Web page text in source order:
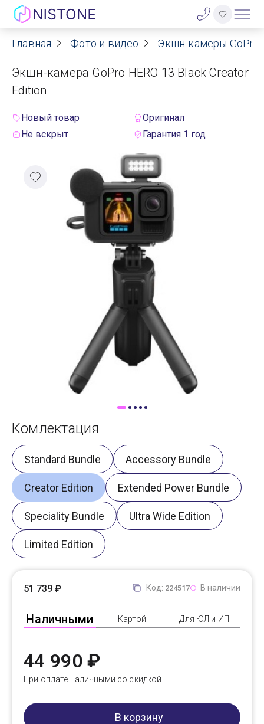
Акции
О нас
Договор оферты
Реквизиты
Контакты
Гарантия
Самовывоз
Trade-In
Главная Фото и видео Экшн-камеры GoPro
Экшн-камера GoPro HERO 13 Black Creator
Edition
Новый товар
Оригинал
Не вскрыт
Гарантия 1 год
Комлектация
Standard Bundle Accessory Bundle
Creator Edition Extended Power Bundle
Speciality Bundle Ultra Wide Edition
Limited Edition
Код: 224517 В наличии
Наличными Картой Для ЮЛ и ИП
51 739 ₽
44 990 ₽
При оплате наличными со скидкой
В корзину